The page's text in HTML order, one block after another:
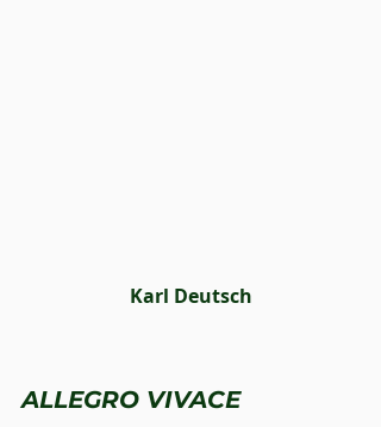
Karl Deutsch
ALLEGRO VIVACE